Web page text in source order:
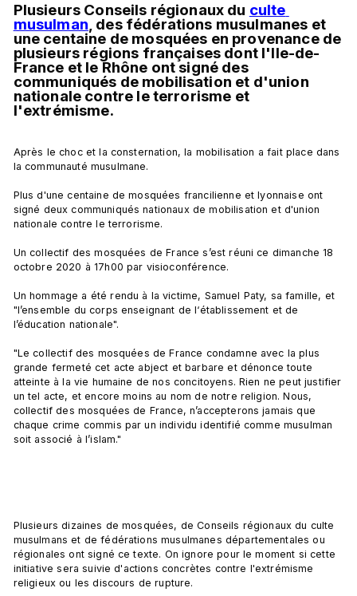
Plusieurs Conseils régionaux du culte
musulman, des fédérations musulmanes et
une centaine de mosquées en provenance de
plusieurs régions françaises dont l'Ile-de-
France et le Rhône ont signé des
communiqués de mobilisation et d'union
nationale contre le terrorisme et
l'extrémisme.
Après le choc et la consternation, la mobilisation a fait place dans
la communauté musulmane.
Plus d'une centaine de mosquées francilienne et lyonnaise ont
signé deux communiqués nationaux de mobilisation et d'union
nationale contre le terrorisme.
Un collectif des mosquées de France s’est réuni ce dimanche 18
octobre 2020 à 17h00 par visioconférence.
Un hommage a été rendu à la victime, Samuel Paty, sa famille, et
"l’ensemble du corps enseignant de l‘établissement et de
l’éducation nationale".
"Le collectif des mosquées de France condamne avec la plus
grande fermeté cet acte abject et barbare et dénonce toute
atteinte à la vie humaine de nos concitoyens. Rien ne peut justifier
un tel acte, et encore moins au nom de notre religion. Nous,
collectif des mosquées de France, n’accepterons jamais que
chaque crime commis par un individu identifié comme musulman
soit associé à l’islam."
Plusieurs dizaines de mosquées, de Conseils régionaux du culte
musulmans et de fédérations musulmanes départementales ou
régionales ont signé ce texte. On ignore pour le moment si cette
initiative sera suivie d'actions concrètes contre l'extrémisme